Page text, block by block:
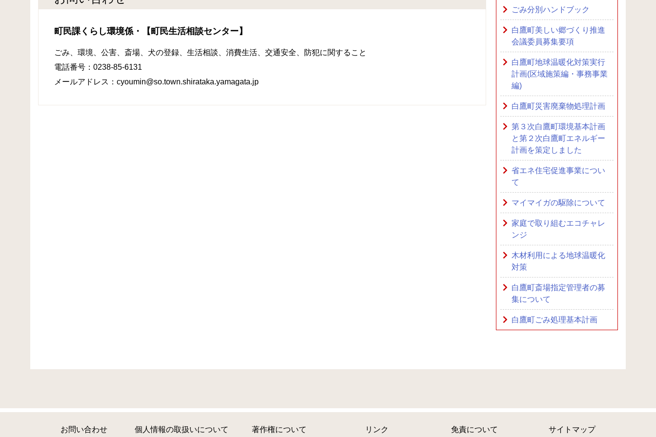
町民課くらし環境係・【町民生活相談センター】
ごみ、環境、公害、 斎場、犬の登録、生活相談、消費生活、交通安全、防犯に関すること
電話番号：0238-85-6131
メールアドレス：cyoumin@so.town.shirataka.yamagata.jp
ごみ分別ハンドブック
白鷹町美しい郷づくり推進
会議委員募集要項
白鷹町地球温暖化対策実行
計画(区域施策編・事務事業
編)
白鷹町災害廃棄物処理計画
第３次白鷹町環境基本計画
と第２次白鷹町エネルギー
計画を策定しました
省エネ住宅促進事業につい
て
マイマイガの駆除について
家庭で取り組むエコチャレ
ンジ
木材利用による地球温暖化
対策
白鷹町斎場指定管理者の募
集について
白鷹町ごみ処理基本計画
お問い合わせ 個人情報の取扱いについて 著作権について リンク 免責について サイトマップ